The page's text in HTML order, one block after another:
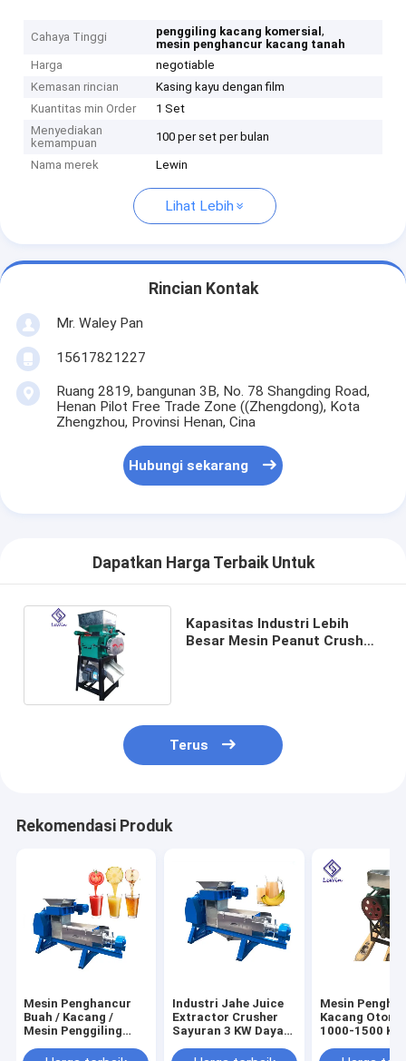
Cahaya Tinggi penggiling kacang komersial,
mesin penghancur kacang tanah
Harga
negotiable
Kemasan rincian
Kasing kayu dengan film
Kuantitas min Order
1 Set
Menyediakan
kemampuan
100 per set per bulan
Nama merek Lewin
Lihat Lebih
Rincian Kontak
Mr. Waley Pan
15617821227
Ruang 2819, bangunan 3B, No. 78 Shangding Road,
Henan Pilot Free Trade Zone ((Zhengdong), Kota
Zhengzhou, Provinsi Henan, Cina
Hubungi sekarang
Dapatkan Harga Terbaik Untuk
Kapasitas Industri Lebih
Besar Mesin Peanut Crusher
Terus
Rekomendasi Produk
Mesin Penghancur
Buah / Kacang /
Mesin Penggiling
Industri Jahe Juice
Extractor Crusher
Sayuran 3 KW Daya
Mesin
Kacang
1000-1500 Kg
70kg